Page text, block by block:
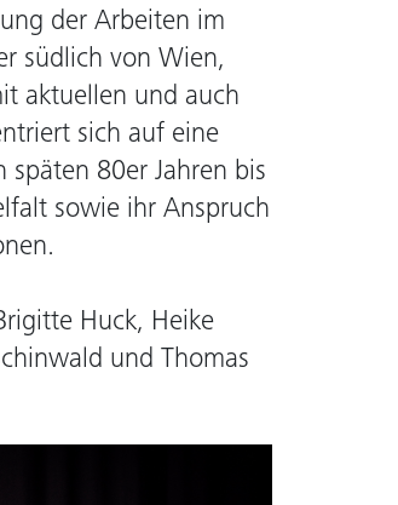
der Arbeiten im
südlich von Wien,
aktuellen und auch
sich auf eine
späten 80er Jahren bis
sowie ihr Anspruch
Huck, Heike
und Thomas